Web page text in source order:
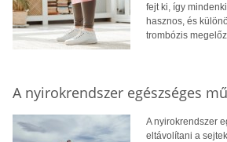
fejt ki, így
hasznos, és
trombózis
A nyirokrendszer egészséges
A nyirokrendszer
eltávolítani a